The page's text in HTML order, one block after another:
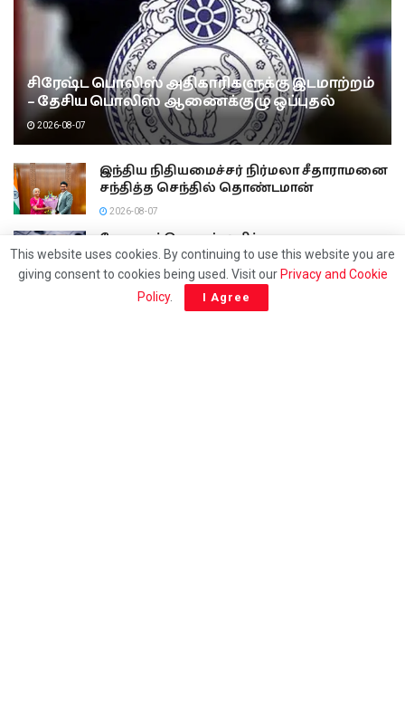
சிரேஷ்ட பொலிஸ் அதிகாரிகளுக்கு இடமாற்றம்
– தேசிய பொலிஸ் ஆணைக்குழு ஒப்புதல்
2026-08-07
இந்திய நிதியமைச்சர் நிர்மலா சீதாராமனை
சந்தித்த செந்தில் தொண்டமான்
2026-08-07
போதைப்பொருள் ஒழிப்பு
நடவடிக்கைகளின் கீழ், 508 பேர் கைது
2026-08-07
மக்களின் ஆரோக்கியத்துடன் விளையாடிய
This website uses cookies. By continuing to use this website you are
giving consent to cookies being used. Visit our Privacy and Cookie
Policy. I Agree